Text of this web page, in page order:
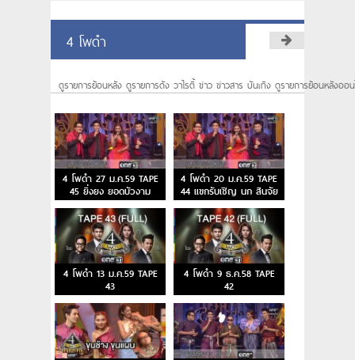
4 โพดำ
ดูรายการย้อนหลัง ดูรายการดัง วาไรตี้ ข่าว ข่าวสาร บันเทิง ดูรายการย้อนหลังออ
4 โพดำ 27 ม.ค.59 TAPE
45 ยิ่งยง ยอดบัวงาม
4 โพดำ 20 ม.ค.59 TAPE
44 แขกรับเชิญ นก สินจัย
4 โพดำ 13 ม.ค.59 TAPE
43
4 โพดำ 9 ธ.ค.58 TAPE
42